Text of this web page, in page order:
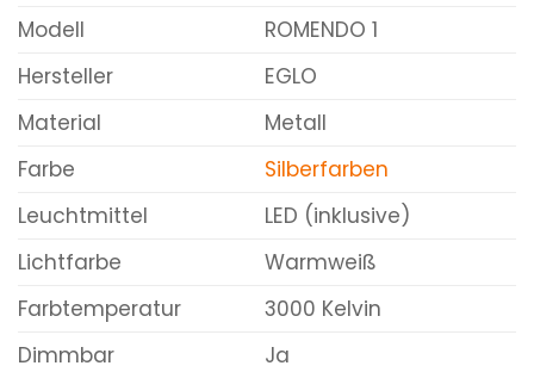
Modell
ROMENDO 1
Hersteller
EGLO
Material
Metall
Farbe
Silberfarben
Leuchtmittel
LED (inklusive)
Lichtfarbe
Warmweiß
Farbtemperatur
3000 Kelvin
Dimmbar
Ja